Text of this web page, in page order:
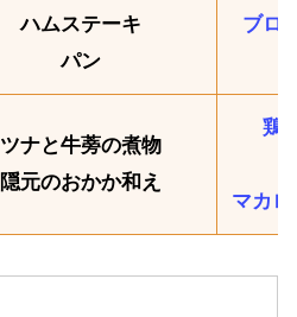
ハムステーキ
パン
ブロ
ツナと牛蒡の煮物
隠元のおかか和え
鶏
マカ